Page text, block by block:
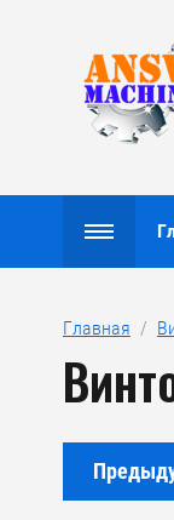
Главная
  /